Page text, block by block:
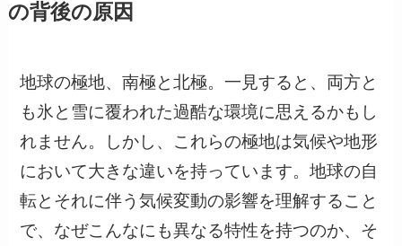
の背後の原因
地球の極地、南極と北極。一見すると、両方と
も氷と雪に覆われた過酷な環境に思えるかもし
れません。しかし、これらの極地は気候や地形
において大きな違いを持っています。地球の自
転とそれに伴う気候変動の影響を理解すること
で、なぜこんなにも異なる特性を持つのか、そ